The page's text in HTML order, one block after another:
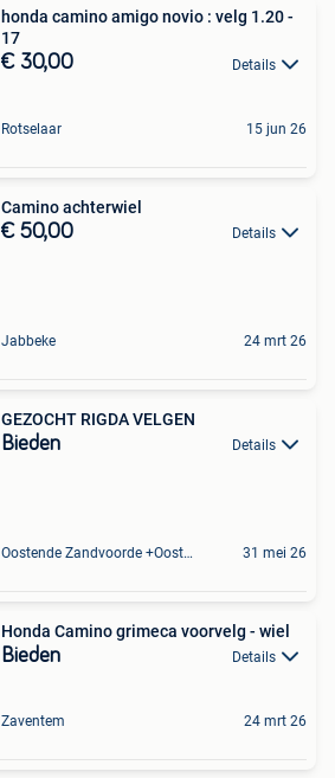
honda camino amigo novio : velg 1.20 -
17
€ 30,00 Details
Rotselaar 15 jun 26
Camino achterwiel
€ 50,00 Details
Jabbeke 24 mrt 26
GEZOCHT RIGDA VELGEN
Bieden Details
Oostende Zandvoorde +Oostende 31 mei 26
Honda Camino grimeca voorvelg - wiel
Bieden Details
Zaventem 24 mrt 26